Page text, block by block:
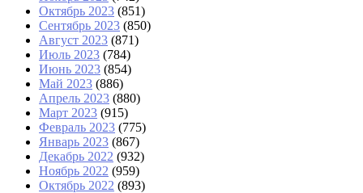
Октябрь 2023 (851)
Сентябрь 2023 (850)
Август 2023 (871)
Июль 2023 (784)
Июнь 2023 (854)
Май 2023 (886)
Апрель 2023 (880)
Март 2023 (915)
Февраль 2023 (775)
Январь 2023 (867)
Декабрь 2022 (932)
Ноябрь 2022 (959)
Октябрь 2022 (893)